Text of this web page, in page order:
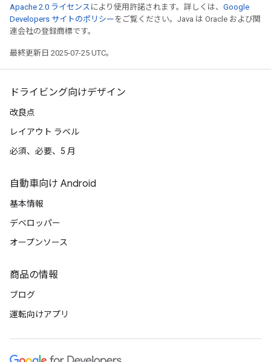
Apache 2.0 ライセンス により使用許諾されます。詳しくは、 Google
Developers サイトのポリシー をご覧ください。Java は Oracle および関
連会社の登録商標です。
最終更新日 2025-07-25 UTC。
ドライビング向けデザイン
改良点
レイアウト ラベル
必須、必要、5 月
自動車向け Android
基本情報
デベロッパー
オープンソース
商品の情報
ブログ
運転向けアプリ